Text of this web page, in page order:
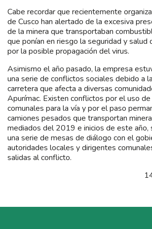
Cabe recordar que recientemente
de Cusco han alertado de la excesiva
de la minera que transportaban
que ponían en riesgo la seguridad y salud
por la posible propagación del virus.
Asimismo el año pasado, la empresa
una serie de conflictos sociales debido a
carretera que afecta a diversas
Apurímac. Existen conflictos por el uso
comunales para la vía y por el paso
camiones pesados que transportan
mediados del 2019 e inicios de este año,
una serie de mesas de diálogo con el
autoridades locales y dirigentes
salidas al conflicto.